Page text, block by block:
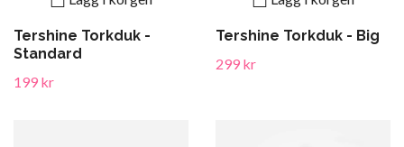
Tershine Torkduk -
Standard
199 kr
Tershine Torkduk - Big
299 kr